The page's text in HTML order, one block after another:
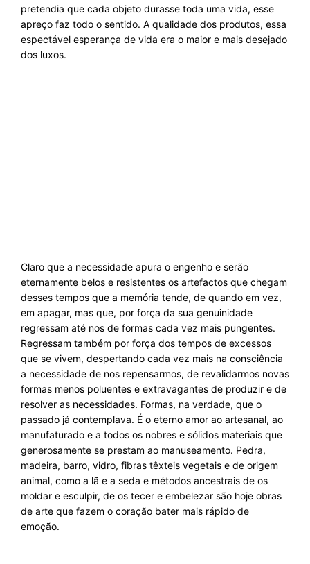
pretendia que cada objeto durasse toda uma vida, esse
apreço faz todo o sentido. A qualidade dos produtos, essa
espectável esperança de vida era o maior e mais desejado
dos luxos.
Claro que a necessidade apura o engenho e serão
eternamente belos e resistentes os artefactos que chegam
desses tempos que a memória tende, de quando em vez,
em apagar, mas que, por força da sua genuinidade
regressam até nos de formas cada vez mais pungentes.
Regressam também por força dos tempos de excessos
que se vivem, despertando cada vez mais na consciência
a necessidade de nos repensarmos, de revalidarmos novas
formas menos poluentes e extravagantes de produzir e de
resolver as necessidades. Formas, na verdade, que o
passado já contemplava. É o eterno amor ao artesanal, ao
manufaturado e a todos os nobres e sólidos materiais que
generosamente se prestam ao manuseamento. Pedra,
madeira, barro, vidro, fibras têxteis vegetais e de origem
animal, como a lã e a seda e métodos ancestrais de os
moldar e esculpir, de os tecer e embelezar são hoje obras
de arte que fazem o coração bater mais rápido de
emoção.